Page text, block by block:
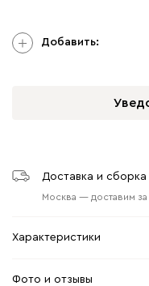
Добавить:
Доставка и сборка
Москва — доставим за
Характеристики
Фото и отзывы